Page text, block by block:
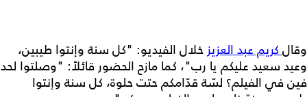
وقالكريم عبد العزيز خلال الفيديو: "كل سنة وإنتوا طيبين،
وعيد سعيد عليكم يا رب"، كما مازح الحضور قائلاً: "وصلتوا لحد
فين في الفيلم؟ لسّة قدّامكم حتت حلوة، كل سنة وإنتوا